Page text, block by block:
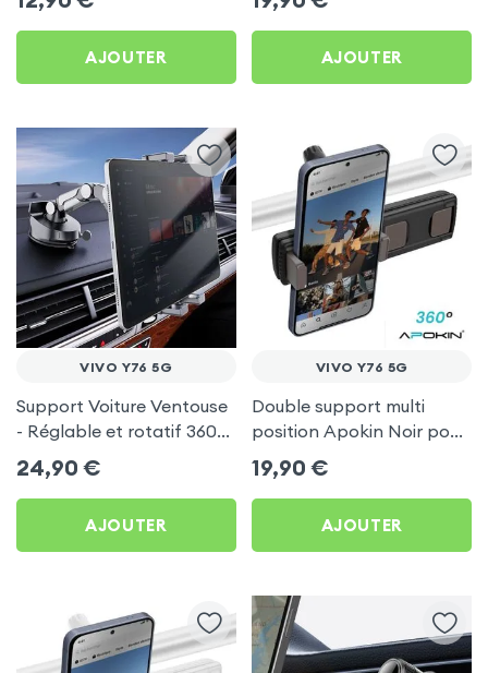
AJOUTER AJOUTER
VIVO Y76 5G
Support Voiture Ventouse
- Réglable et rotatif 360°
pour Vivo Y76 5G
24,90 €
AJOUTER
VIVO Y76 5G
Double support multi
position Apokin Noir pour
Vivo Y76 5G
19,90 €
AJOUTER